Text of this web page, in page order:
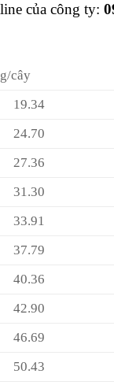
của công ty:
cây